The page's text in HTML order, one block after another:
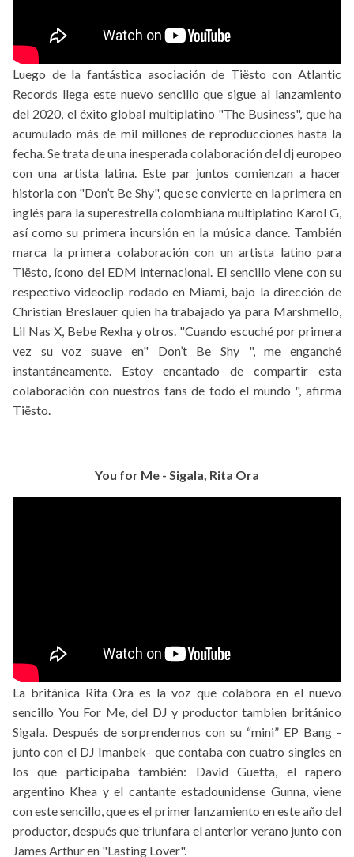
Luego de la fantástica asociación de Tiësto con Atlantic
Records llega este nuevo sencillo que sigue al lanzamiento
del 2020, el éxito global multiplatino "The Business", que ha
acumulado más de mil millones de reproducciones hasta la
fecha. Se trata de una inesperada colaboración del dj europeo
con una artista latina. Este par juntos comienzan a hacer
historia con "Don’t Be Shy", que se convierte en la primera en
inglés para la superestrella colombiana multiplatino Karol G,
así como su primera incursión en la música dance. También
marca la primera colaboración con un artista latino para
Tiësto, ícono del EDM internacional. El sencillo viene con su
respectivo videoclip rodado en Miami, bajo la dirección de
Christian Breslauer quien ha trabajado ya para Marshmello,
Lil Nas X, Bebe Rexha y otros. "Cuando escuché por primera
vez su voz suave en" Don’t Be Shy ", me enganché
instantáneamente. Estoy encantado de compartir esta
colaboración con nuestros fans de todo el mundo ", afirma
Tiësto.
You for Me - Sigala, Rita Ora
La británica Rita Ora es la voz que colabora en el nuevo
sencillo You For Me, del DJ y productor tambien británico
Sigala. Después de sorprendernos con su “mini” EP Bang -
junto con el DJ Imanbek- que contaba con cuatro singles en
los que participaba también: David Guetta, el rapero
argentino Khea y el cantante estadounidense Gunna, viene
con este sencillo, que es el primer lanzamiento en este año del
productor, después que triunfara el anterior verano junto con
James Arthur en "Lasting Lover".